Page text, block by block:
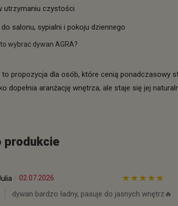
utrzymaniu czystości
do salonu, sypialni i pokoju dziennego
wybrać dywan AGRA?
to propozycja dla osób, które cenią ponadczasowy
dopełnia aranżację wnętrza, ale staje się jej
produkcie
02.07.2026
dywan bardzo ładny, pasuje do jasnych wnętrz🔥